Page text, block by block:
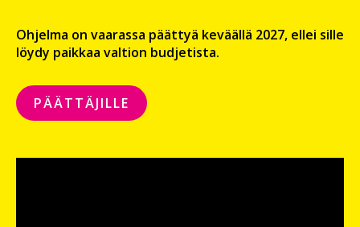
Ohjelma on vaarassa päättyä keväällä 2027, ellei sille
löydy paikkaa valtion budjetista.
PÄÄTTÄJILLE